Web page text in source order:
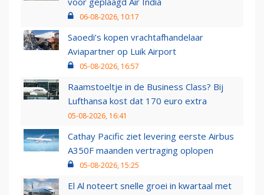
06-08-2026, 10:17
Saoedi’s kopen vrachtafhandelaar
Aviapartner op Luik Airport
05-08-2026, 16:57
Raamstoeltje in de Business Class? Bij
Lufthansa kost dat 170 euro extra
05-08-2026, 16:41
Cathay Pacific ziet levering eerste Airbus
A350F maanden vertraging oplopen
05-08-2026, 15:25
El Al noteert snelle groei in kwartaal met